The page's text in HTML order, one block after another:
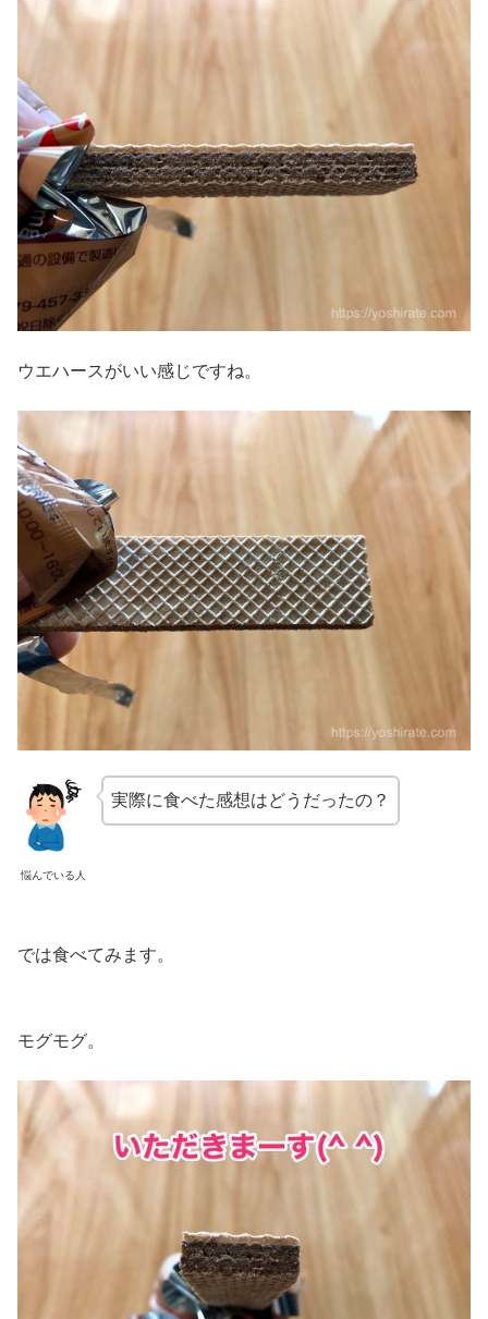
ウエハースがいい感じですね。
悩んでいる人
実際に食べた感想はどうだったの？
では食べてみます。
モグモグ。